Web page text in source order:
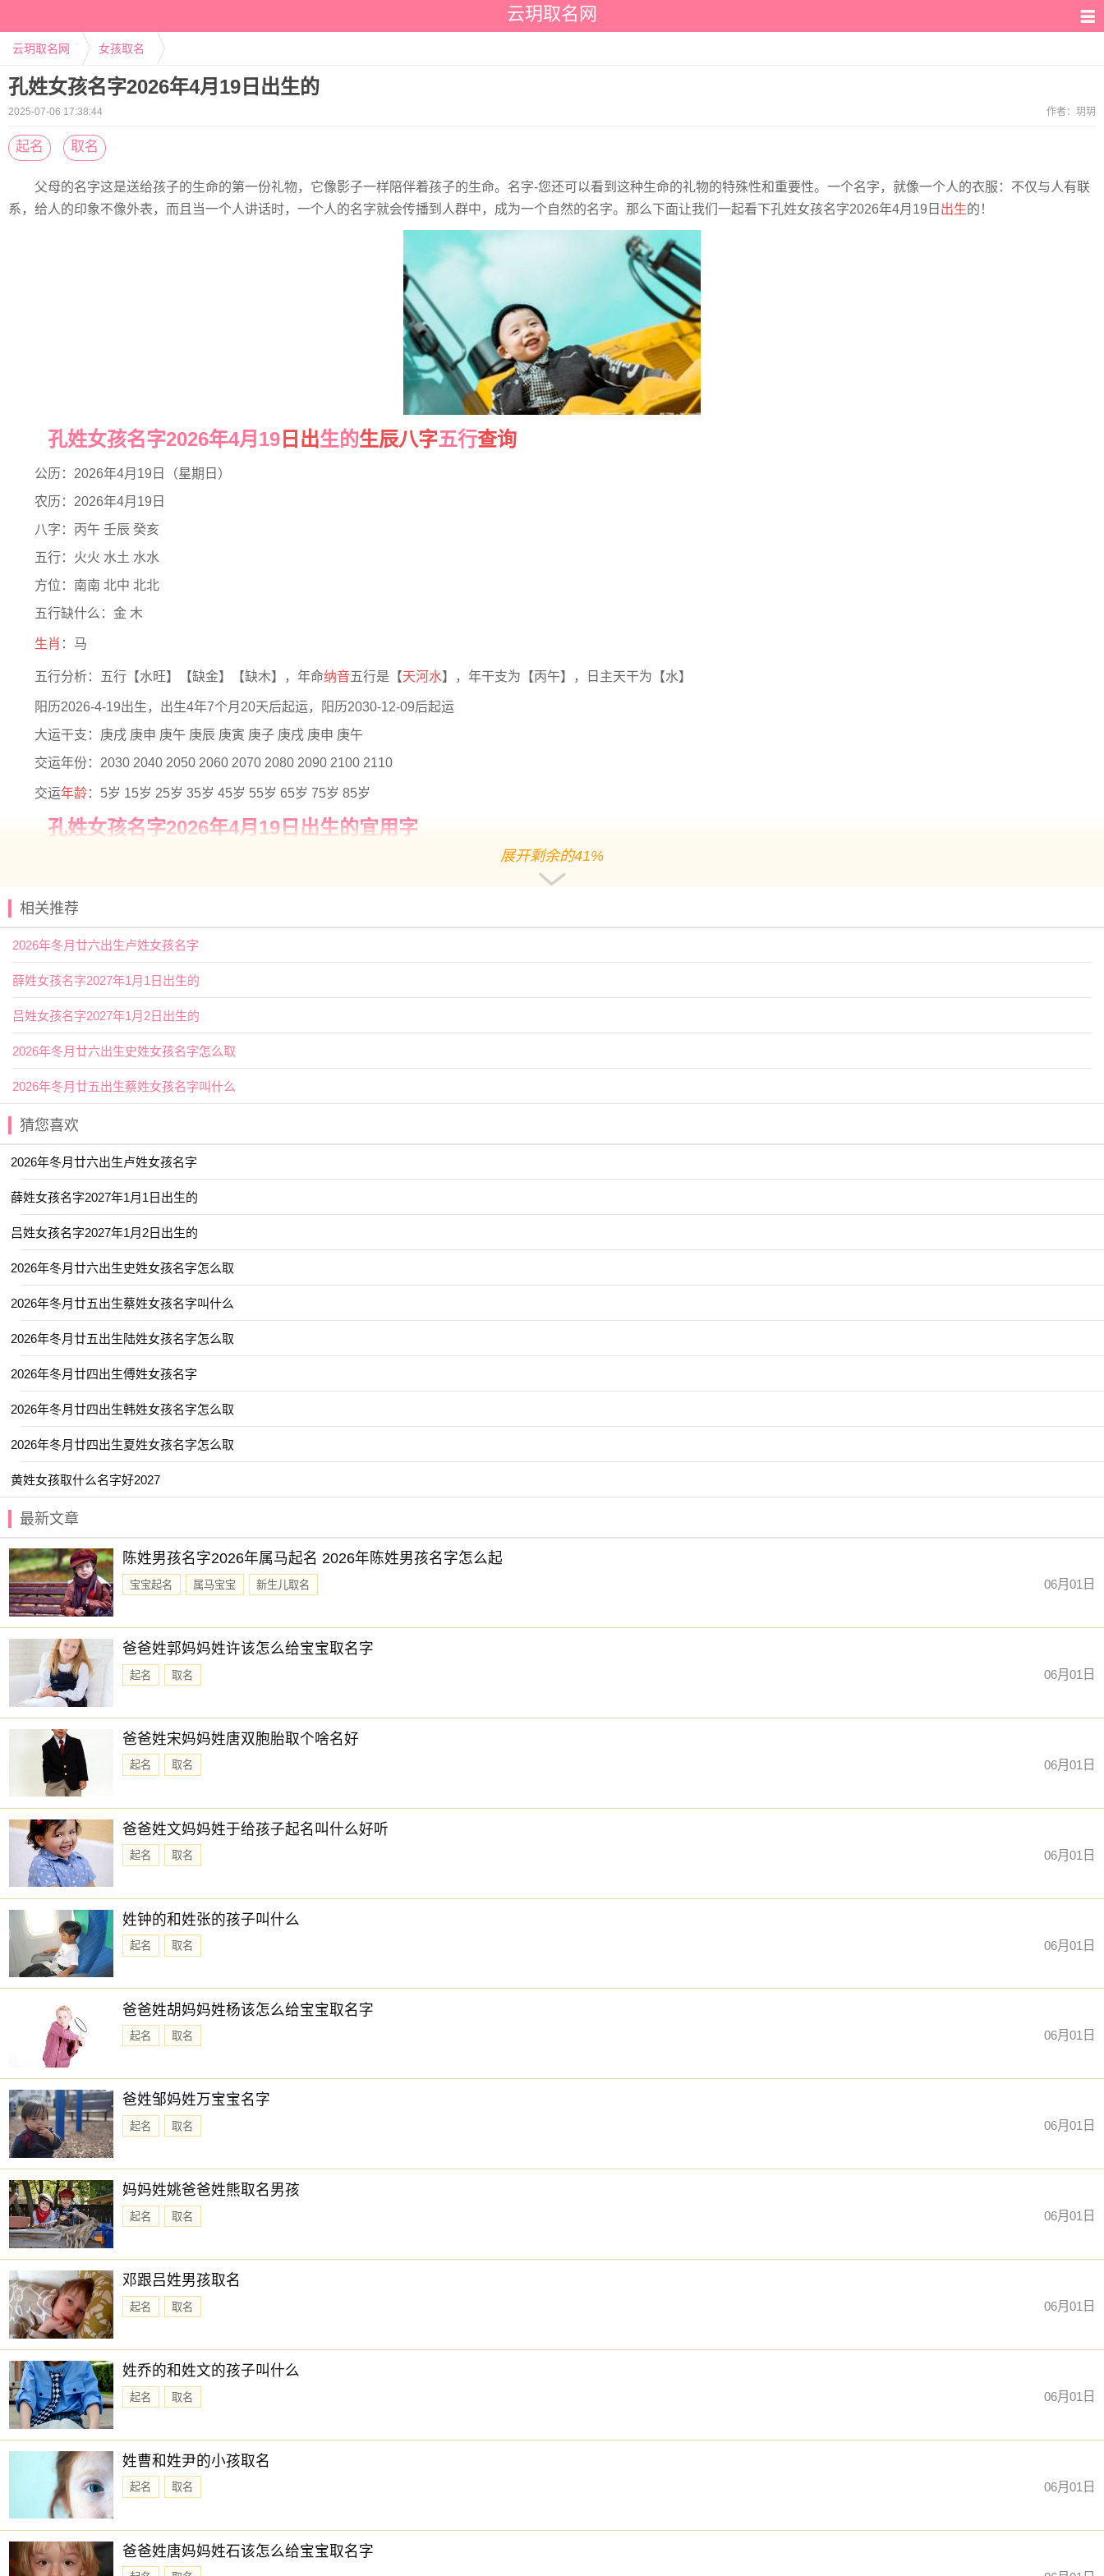
云玥取名网
云玥取名网 女孩取名
孔姓女孩名字2026年4月19日出生的
2025-07-06 17:38:44 作者： 玥玥
起名 取名
父母的名字这是送给孩子的生命的第一份礼物，它像影子一样陪伴着孩子的生命。名字-您还可以看到这种生命的礼物的特殊性和重要性。一个名字，就像一个人的衣服：不仅与人有联
系，给人的印象不像外表，而且当一个人讲话时，一个人的名字就会传播到人群中，成为一个自然的名字。那么下面让我们一起看下孔姓女孩名字2026年4月19日 出生的！
孔姓女孩名字2026年4月19 日出生的生辰八字五行查询
公历：2026年4月19日（星期日）
农历：2026年4月19日
八字：丙午 壬辰 癸亥
五行：火火 水土 水水
方位：南南 北中 北北
五行缺什么：金 木
生肖 ：马
五行分析：五行【水旺】【缺金】【缺木】，年命纳音五行是【天河水】，年干支为【丙午】，日主天干为【水】
阳历2026-4-19出生，出生4年7个月20天后起运，阳历2030-12-09后起运
大运干支：庚戌 庚申 庚午 庚辰 庚寅 庚子 庚戌 庚申 庚午
交运年份：2030 2040 2050 2060 2070 2080 2090 2100 2110
交运年龄：5岁 15岁 25岁 35岁 45岁 55岁 65岁 75岁 85岁
孔姓女孩名字2026年4月19日出生的宜用字
意指稳重、智谋、泰然自若之义；
孔姓女孩名字2026年4月19日出生的好名字推荐
【嘉微】 【姝莞】 【净秋】 【书梦】
【妍若】 【书言】 【宇舒】 【以晗】
【姝霏】 【佩娴】 【乔雅】 【元芷】
【含蕾】 【冉婕】 【亦闲】 【卿林】
【乐善】 【予清】 【乐绮】 【书娴】
【书敏】 【天锦】 【冰莹】 【乐渝】
【妍华】 【含湘】 【冬瑶】 【一棠】
【依雯】 【君语】 【义瑶】 【可菲】
【婉吟】 【元雅】 【园妙】 【书语】
【子箐】 【亦洋】 【安冉】 【云谣】
【婉筠】 【伊然】 【佳琪】 【和雅】
【君娣】 【临夏】 【向菲】 【云溪】
【夏淼】 【函琪】 【今夏】 【之夏】
【嫒晗】 【乐淳】 【冰颜】 【子璎】
【佩琼】 【伽茵】 【与夏】 【亦君】
【元姝】 【兰琳】 【奕言】 【卿莞】
【临悠】 【亭然】 【书颜】 【园雯】
【云昕】 【予欣】 【可清】 【子念】
【妍美】 【妙桐】 【嘉彦】 【予诺】
【姗颖】 【云涵】 【君芝】 【云琪】
【妍晞】 【兰佩】 【姿琪】 【华琪】
赐子好名，能伴子一生。想给宝宝取一个好名字吗？选择下方的
展开剩余的41%
相关推荐
2026年冬月廿六出生卢姓女孩名字
薛姓女孩名字2027年1月1日出生的
吕姓女孩名字2027年1月2日出生的
2026年冬月廿六出生史姓女孩名字怎么取
2026年冬月廿五出生蔡姓女孩名字叫什么
猜您喜欢
2026年冬月廿六出生卢姓女孩名字
薛姓女孩名字2027年1月1日出生的
吕姓女孩名字2027年1月2日出生的
2026年冬月廿六出生史姓女孩名字怎么取
2026年冬月廿五出生蔡姓女孩名字叫什么
2026年冬月廿五出生陆姓女孩名字怎么取
2026年冬月廿四出生傅姓女孩名字
2026年冬月廿四出生韩姓女孩名字怎么取
2026年冬月廿四出生夏姓女孩名字怎么取
黄姓女孩取什么名字好2027
最新文章
陈姓男孩名字2026年属马起名 2026年陈姓男孩名字怎么起
宝宝起名 属马宝宝 新生儿取名 06月01日
爸爸姓郭妈妈姓许该怎么给宝宝取名字
起名 取名 06月01日
爸爸姓宋妈妈姓唐双胞胎取个啥名好
起名 取名 06月01日
爸爸姓文妈妈姓于给孩子起名叫什么好听
起名 取名 06月01日
姓钟的和姓张的孩子叫什么
起名 取名 06月01日
爸爸姓胡妈妈姓杨该怎么给宝宝取名字
起名 取名 06月01日
爸姓邹妈姓万宝宝名字
起名 取名 06月01日
妈妈姓姚爸爸姓熊取名男孩
起名 取名 06月01日
邓跟吕姓男孩取名
起名 取名 06月01日
姓乔的和姓文的孩子叫什么
起名 取名 06月01日
姓曹和姓尹的小孩取名
起名 取名 06月01日
爸爸姓唐妈妈姓石该怎么给宝宝取名字